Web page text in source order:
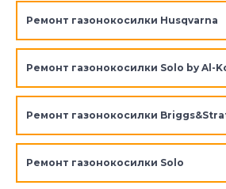
Ремонт газонокосилки Husqvarna
Ремонт газонокосилки Solo by Al-
Ремонт газонокосилки
Ремонт газонокосилки Solo